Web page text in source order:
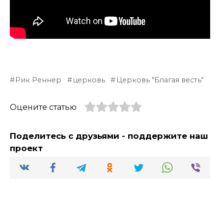
Рик Реннер церковь Церковь "Благая весть"
Оцените статью
Поделитесь с друзьями - поддержите наш
проект